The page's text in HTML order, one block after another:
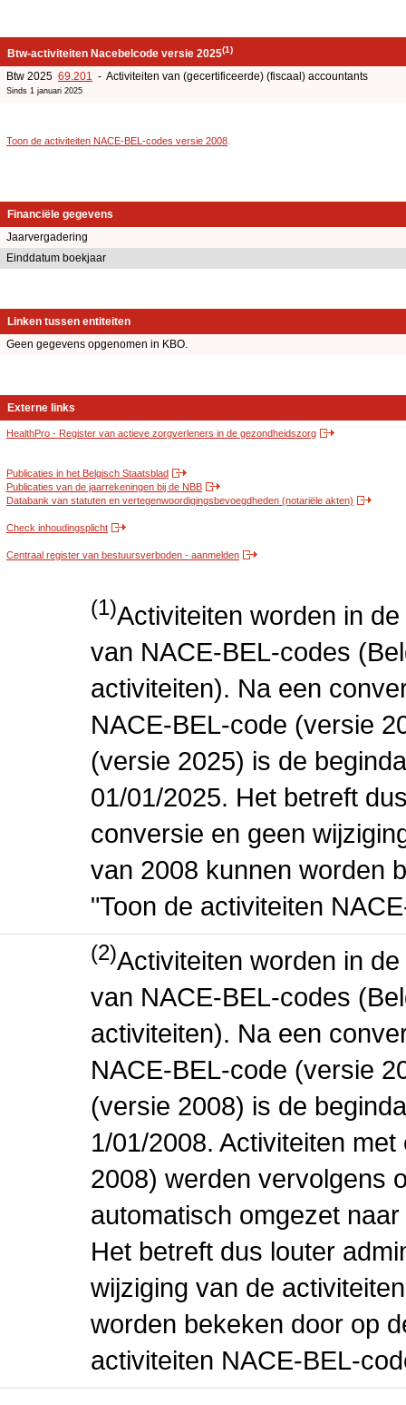
Btw-activiteiten Nacebelcode versie 2025(1)
Btw 2025 69.201 - Activiteiten van (gecertificeerde) (fiscaal) accountants
Sinds 1 januari 2025
Toon de activiteiten NACE-BEL-codes versie 2008
Financiële gegevens
Jaarvergadering
Einddatum boekjaar
Linken tussen entiteiten
Geen gegevens opgenomen in KBO.
Externe links
HealthPro - Register van actieve zorgverleners in de gezondheidszorg
Publicaties in het Belgisch Staatsblad
Publicaties van de jaarrekeningen bij de NBB
Databank van statuten en vertegenwoordigingsbevoegdheden (notariële akten)
Check inhoudingsplicht
Centraal register van bestuursverboden - aanmelden
(1)Activiteiten worden in
van NACE-BEL-codes
activiteiten). Na een
NACE-BEL-code (versie
(versie 2025) is de
01/01/2025. Het betreft
conversie en geen
van 2008 kunnen worden
"Toon de activiteiten
(2)Activiteiten worden in
van NACE-BEL-codes
activiteiten). Na een
NACE-BEL-code (versie
(versie 2008) is de
1/01/2008. Activiteiten
2008) werden vervolgens
automatisch omgezet
Het betreft dus louter
wijziging van de
worden bekeken door op
activiteiten NACE-BEL-